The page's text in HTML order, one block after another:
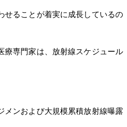
せることが着実に成長しているの
療専門家は、放射線スケジュール
メンおよび大規模累積放射線曝露